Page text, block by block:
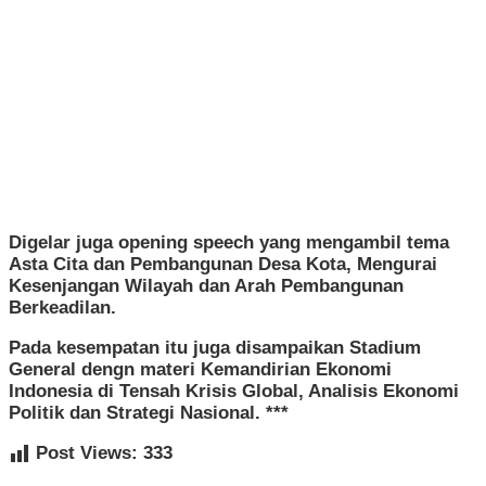
Digelar juga opening speech yang mengambil tema
Asta Cita dan Pembangunan Desa Kota, Mengurai
Kesenjangan Wilayah dan Arah Pembangunan
Berkeadilan.
Pada kesempatan itu juga disampaikan Stadium
General dengn materi Kemandirian Ekonomi
Indonesia di Tensah Krisis Global, Analisis Ekonomi
Politik dan Strategi Nasional. ***
Post Views: 333